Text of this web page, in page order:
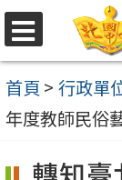
選
單
跳
至
主
要
容
首頁 > 行政單
年度教師民俗